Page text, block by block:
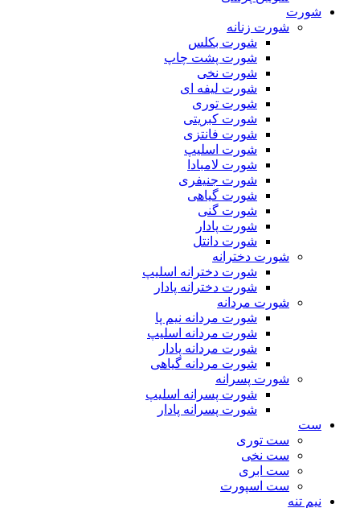
شورت
شورت زنانه
شورت بکلس
شورت پشت چاپ
شورت نخی
شورت لیفه ای
شورت توری
شورت کبریتی
شورت فانتزی
شورت اسلیپ
شورت لامبادا
شورت جنیفری
شورت گیاهی
شورت گنی
شورت پادار
شورت دانتل
شورت دخترانه
شورت دخترانه اسلیپ
شورت دخترانه پادار
شورت مردانه
شورت مردانه نیم پا
شورت مردانه اسلیپ
شورت مردانه پادار
شورت مردانه گیاهی
شورت پسرانه
شورت پسرانه اسلیپ
شورت پسرانه پادار
ست
ست توری
ست نخی
ست ابری
ست اسپورت
نیم تنه